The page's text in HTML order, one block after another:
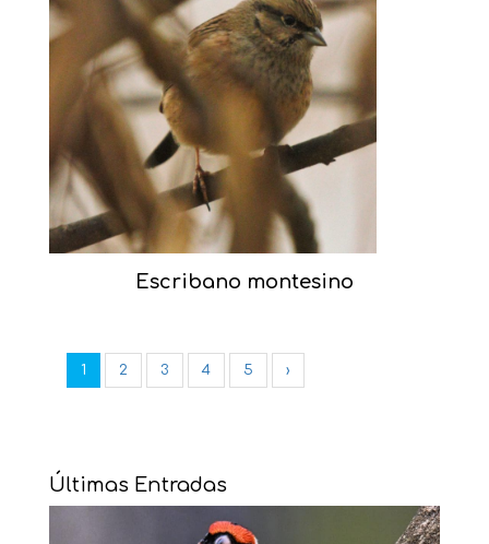
Escribano montesino
1 2 3 4 5 ›
Últimas Entradas